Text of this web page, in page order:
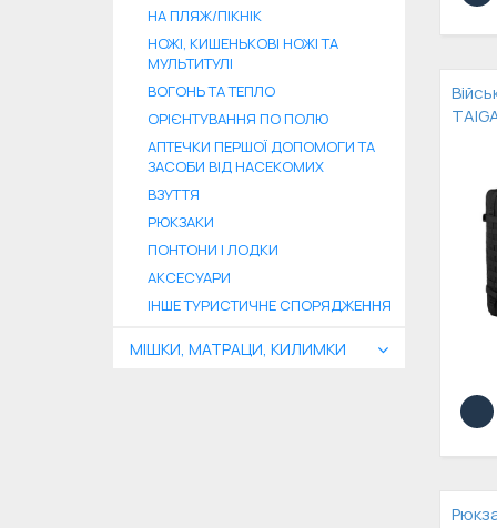
НА ПЛЯЖ/ПІКНІК
НОЖІ, КИШЕНЬКОВІ НОЖІ ТА
МУЛЬТИТУЛІ
ВОГОНЬ ТА ТЕПЛО
ОРІЄНТУВАННЯ ПО ПОЛЮ
АПТЕЧКИ ПЕРШОЇ ДОПОМОГИ ТА
ЗАСОБИ ВІД НАСЕКОМИХ
ВЗУТТЯ
РЮКЗАКИ
ПОНТОНИ І ЛОДКИ
АКСЕСУАРИ
ІНШЕ ТУРИСТИЧНЕ СПОРЯДЖЕННЯ
МІШКИ, МАТРАЦИ, КИЛИМКИ